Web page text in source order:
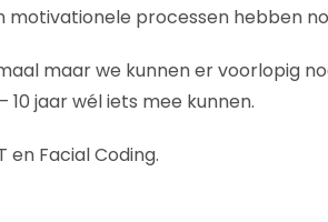
motivationele processen hebben
maar we kunnen er voorlopig
jaar wél iets mee kunnen.
en Facial Coding.